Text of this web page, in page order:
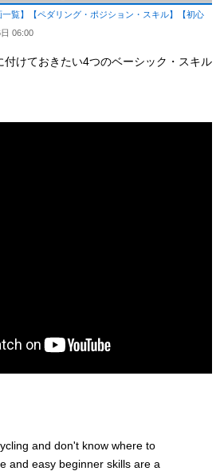
覧】 【ペダリング・ポジション・スキル】
【初心
06:00
けておきたい4つのベーシック・スキル
and don't know where to
and easy beginner skills are a